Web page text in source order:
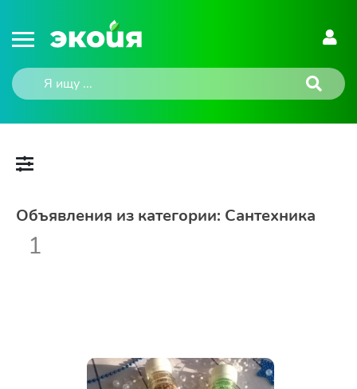
Объявления из категории: Сантехника
1